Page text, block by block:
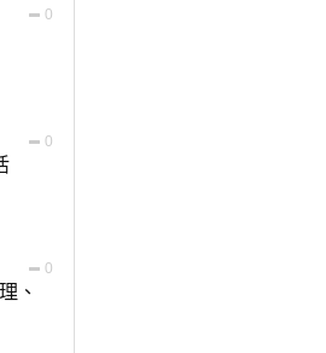
0
0
0
、